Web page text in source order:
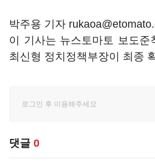
박주용 기자
이 기사는 뉴스토마토 보도
최신형 정치정책부장이 최종
댓글 0